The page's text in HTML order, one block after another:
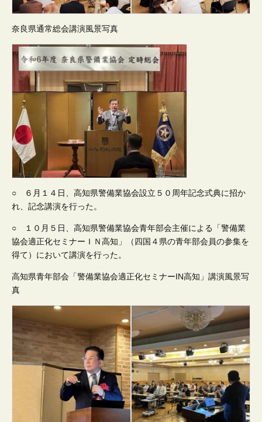
奈良県通常総会講演風景写真
○ ６月１４日、高知県警備業協会設立５０周年記念式典に招か
れ、記念講演を行った。
○ １０月５日、高知県警備業協会青年部会主催による「警備業
協会適正化セミナーＩＮ高知」（四国４県の青年部会員の参集を
得て）において講演を行った。
高知県青年部会「警備業協会適正化セミナーIN高知」講演風景写
真